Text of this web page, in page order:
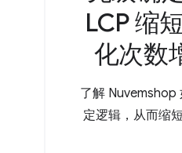
LCP 缩
化次数
了解 Nuvemshop
定逻辑，从而缩